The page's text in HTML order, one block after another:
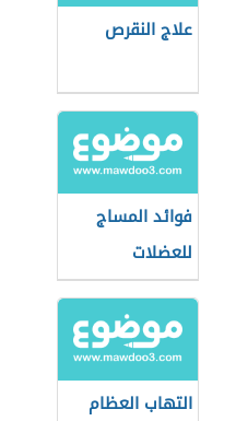
علاج النقرص
فوائد المساج
للعضلات
التهاب العظام